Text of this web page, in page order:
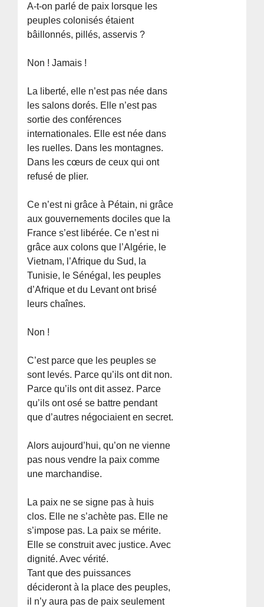
A-t-on parlé de paix lorsque les
peuples colonisés étaient
bâillonnés, pillés, asservis ?
Non ! Jamais !
La liberté, elle n’est pas née dans
les salons dorés. Elle n’est pas
sortie des conférences
internationales. Elle est née dans
les ruelles. Dans les montagnes.
Dans les cœurs de ceux qui ont
refusé de plier.
Ce n’est ni grâce à Pétain, ni grâce
aux gouvernements dociles que la
France s’est libérée. Ce n’est ni
grâce aux colons que l’Algérie, le
Vietnam, l’Afrique du Sud, la
Tunisie, le Sénégal, les peuples
d’Afrique et du Levant ont brisé
leurs chaînes.
Non !
C’est parce que les peuples se
sont levés. Parce qu’ils ont dit non.
Parce qu’ils ont dit assez. Parce
qu’ils ont osé se battre pendant
que d’autres négociaient en secret.
Alors aujourd’hui, qu’on ne vienne
pas nous vendre la paix comme
une marchandise.
La paix ne se signe pas à huis
clos. Elle ne s’achète pas. Elle ne
s’impose pas. La paix se mérite.
Elle se construit avec justice. Avec
dignité. Avec vérité.
Tant que des puissances
décideront à la place des peuples,
il n’y aura pas de paix seulement